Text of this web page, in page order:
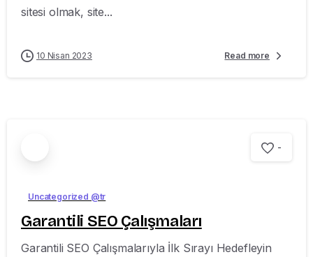
sitesi olmak, site...
10 Nisan 2023 Read more
-
Uncategorized @tr
Garantili SEO Çalışmaları
Garantili SEO Çalışmalarıyla İlk Sırayı Hedefleyin